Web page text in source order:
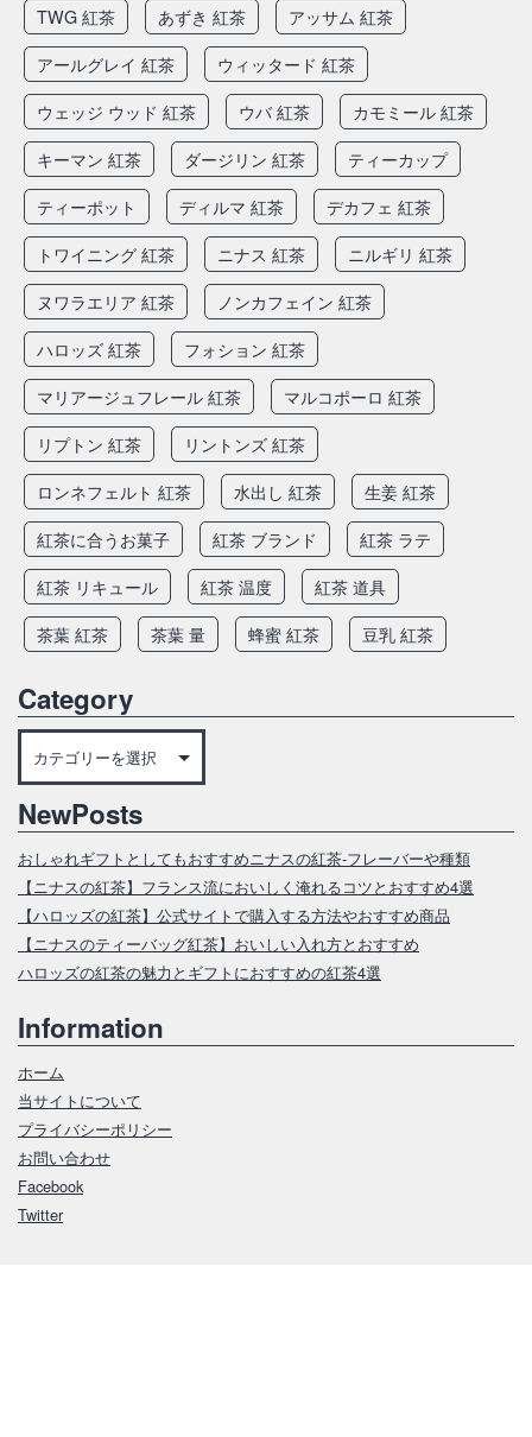
TWG 紅茶 あずき 紅茶
アッサム 紅茶
アールグレイ 紅茶
ウィッタード 紅茶
ウェッジ ウッド 紅茶
ウバ 紅茶
カモミール 紅茶
キーマン 紅茶
ダージリン 紅茶
ティーカップ
ティーポット
ディルマ 紅茶
デカフェ 紅茶
トワイニング 紅茶
ニナス 紅茶
ニルギリ 紅茶
ヌワラエリア 紅茶
ノンカフェイン 紅茶
ハロッズ 紅茶
フォション 紅茶
マリアージュフレール 紅茶
マルコポーロ 紅茶
リプトン 紅茶
リントンズ 紅茶
ロンネフェルト 紅茶
水出し 紅茶
生姜 紅茶
紅茶に合うお菓子
紅茶 ブランド
紅茶 ラテ
紅茶 リキュール
紅茶 温度
紅茶 道具
茶葉 紅茶
茶葉 量 蜂蜜 紅茶 豆乳 紅茶
Category
NewPosts
おしゃれギフトとしてもおすすめニナスの紅茶‐フレーバーや種類
【ニナスの紅茶】フランス流においしく淹れるコツとおすすめ4選
【ハロッズの紅茶】公式サイトで購入する方法やおすすめ商品
【ニナスのティーバッグ紅茶】おいしい入れ方とおすすめ
ハロッズの紅茶の魅力とギフトにおすすめの紅茶4選
Information
ホーム
当サイトについて
プライバシーポリシー
お問い合わせ
Facebook
Twitter